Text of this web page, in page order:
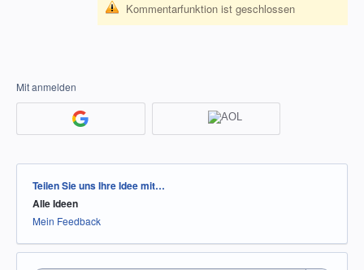
Kommentarfunktion ist geschlossen
Mit anmelden
Kategorien
Teilen Sie uns Ihre Idee mit…
Alle Ideen
Mein Feedback